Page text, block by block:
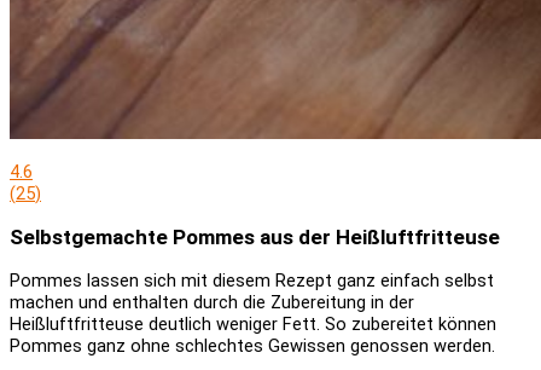
4.6
(25)
Selbstgemachte Pommes aus der Heißluftfritteuse
Pommes lassen sich mit diesem Rezept ganz einfach selbst
machen und enthalten durch die Zubereitung in der
Heißluftfritteuse deutlich weniger Fett. So zubereitet können
Pommes ganz ohne schlechtes Gewissen genossen werden.